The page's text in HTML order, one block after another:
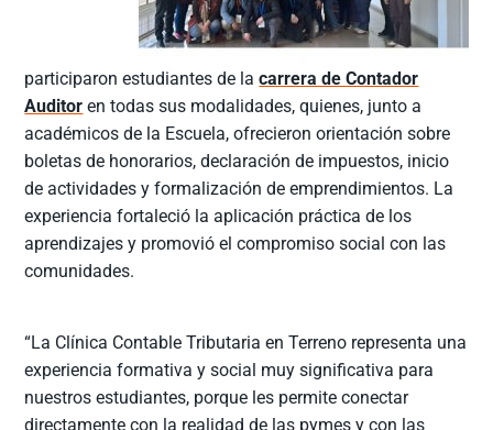
participaron estudiantes de lacarrera de Contador
Auditor en todas sus modalidades, quienes, junto a
académicos de la Escuela, ofrecieron orientación sobre
boletas de honorarios, declaración de impuestos, inicio
de actividades y formalización de emprendimientos. La
experiencia fortaleció la aplicación práctica de los
aprendizajes y promovió el compromiso social con las
comunidades.
“La Clínica Contable Tributaria en Terreno representa una
experiencia formativa y social muy significativa para
nuestros estudiantes, porque les permite conectar
directamente con la realidad de las pymes y con las